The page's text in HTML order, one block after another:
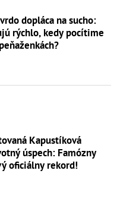
dopláca na sucho:
rýchlo, kedy pocítime
Kapustíková
úspech: Famózny
oficiálny rekord!